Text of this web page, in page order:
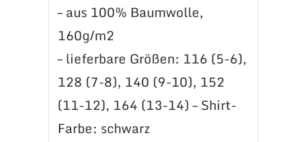
– aus 100% Baumwolle,
160g/m2
– lieferbare Größen: 116 (5-6),
128 (7-8), 140 (9-10), 152
(11-12), 164 (13-14) – Shirt-
Farbe: schwarz